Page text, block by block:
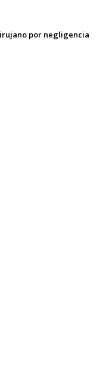
por negligencia